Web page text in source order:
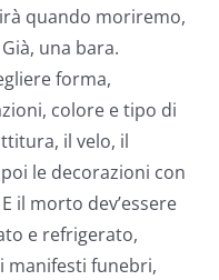
quando moriremo,
una bara.
forma,
colore e tipo di
il velo, il
le decorazioni con
il morto dev’essere
e refrigerato,
manifesti funebri,